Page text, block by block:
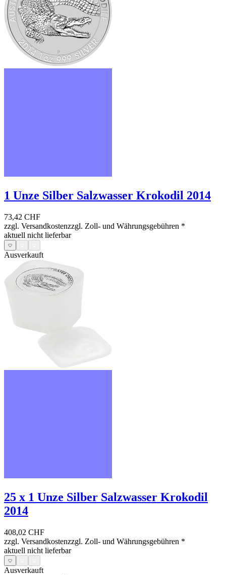
1 Unze Silber Salzwasser Krokodil 2014
73,42 CHF
zzgl. Versandkostenzzgl. Zoll- und Währungsgebühren *
aktuell nicht lieferbar
Ausverkauft
25 x 1 Unze Silber Salzwasser Krokodil
2014
408,02 CHF
zzgl. Versandkostenzzgl. Zoll- und Währungsgebühren *
aktuell nicht lieferbar
Ausverkauft